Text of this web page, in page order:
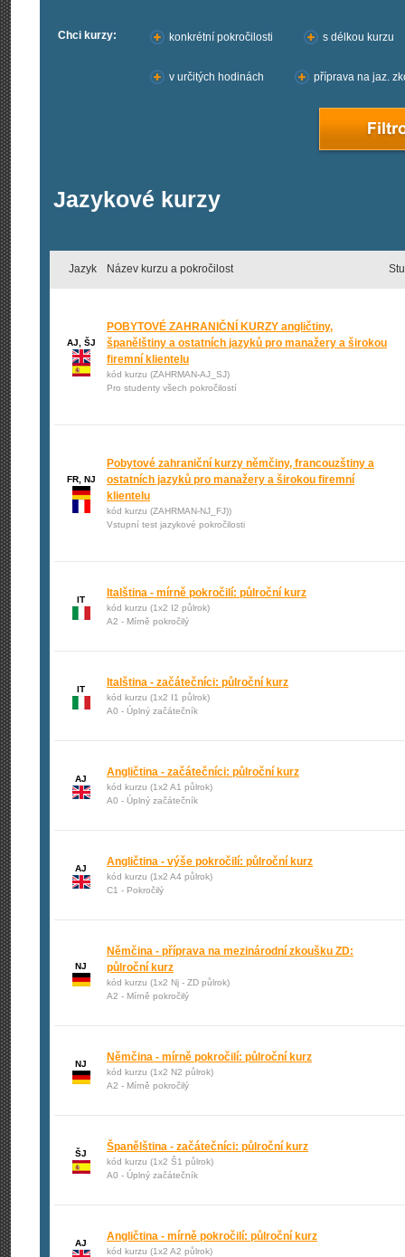
Chci kurzy: konkrétní pokročilosti s délkou kurzu
v určitých hodinách příprava na jaz.
Jazykové kurzy
Jazyk Název kurzu a pokročilost
AJ, ŠJ
POBYTOVÉ ZAHRANIČNÍ KURZY angličtiny,
španělštiny a ostatních jazyků pro manažery a širokou
firemní klientelu
kód kurzu (ZAHRMAN-AJ_SJ)
Pro studenty všech pokročilostí
FR, NJ
Pobytové zahraniční kurzy němčiny, francouzštiny a
ostatních jazyků pro manažery a širokou firemní
klientelu
kód kurzu (ZAHRMAN-NJ_FJ))
Vstupní test jazykové pokročilosti
IT
Italština - mírně pokročilí: půlroční kurz
kód kurzu (1x2 I2 půlrok)
A2 - Mírně pokročilý
IT
Italština - začátečníci: půlroční kurz
kód kurzu (1x2 I1 půlrok)
A0 - Úplný začátečník
AJ
Angličtina - začátečníci: půlroční kurz
kód kurzu (1x2 A1 půlrok)
A0 - Úplný začátečník
AJ
Angličtina - výše pokročilí: půlroční kurz
kód kurzu (1x2 A4 půlrok)
C1 - Pokročilý
NJ
Němčina - příprava na mezinárodní zkoušku ZD:
půlroční kurz
kód kurzu (1x2 Nj - ZD půlrok)
A2 - Mírně pokročilý
NJ
Němčina - mírně pokročilí: půlroční kurz
kód kurzu (1x2 N2 půlrok)
A2 - Mírně pokročilý
ŠJ
Španělština - začátečníci: půlroční kurz
kód kurzu (1x2 Š1 půlrok)
A0 - Úplný začátečník
AJ
Angličtina - mírně pokročilí: půlroční kurz
kód kurzu (1x2 A2 půlrok)